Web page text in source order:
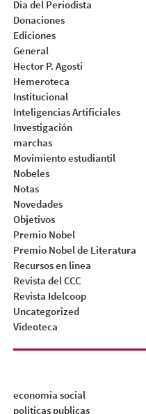
Dia del Periodista
Donaciones
Ediciones
General
Hector P. Agosti
Hemeroteca
Institucional
Inteligencias Artificiales
Investigación
marchas
Movimiento estudiantil
Nobeles
Notas
Novedades
Objetivos
Premio Nobel
Premio Nobel de Literatura
Recursos en linea
Revista del CCC
Revista Idelcoop
Uncategorized
Videoteca
economia social
politicas publicas